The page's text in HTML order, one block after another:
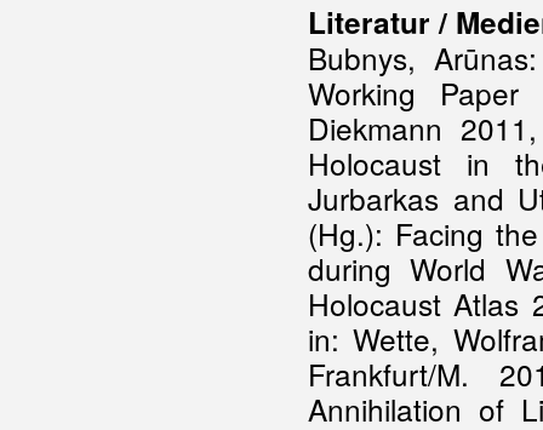
Literatur /
Bubnys,
Working
Diekmann
Holocaust in
Jurbarkas and
(Hg.): Facing
during World
Holocaust Atlas
in: Wette,
Frankfurt/M.
Annihilation of